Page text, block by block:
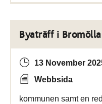
Byaträff i
13 November
Webbsida
kommunen samt en